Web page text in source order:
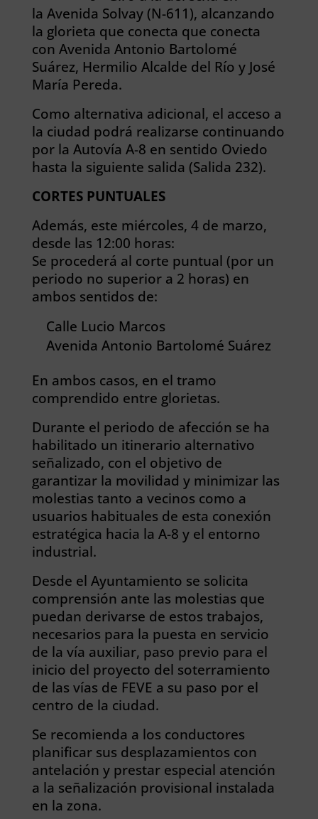
la Avenida Solvay (N-611), alcanzando
la glorieta que conecta que conecta
con Avenida Antonio Bartolomé
Suárez, Hermilio Alcalde del Río y José
María Pereda.
Como alternativa adicional, el acceso a
la ciudad podrá realizarse continuando
por la Autovía A-8 en sentido Oviedo
hasta la siguiente salida (Salida 232).
CORTES PUNTUALES
Además, este miércoles, 4 de marzo,
desde las 12:00 horas:
Se procederá al corte puntual (por un
periodo no superior a 2 horas) en
ambos sentidos de:
Calle Lucio Marcos
Avenida Antonio Bartolomé Suárez
En ambos casos, en el tramo
comprendido entre glorietas.
Durante el periodo de afección se ha
habilitado un itinerario alternativo
señalizado, con el objetivo de
garantizar la movilidad y minimizar las
molestias tanto a vecinos como a
usuarios habituales de esta conexión
estratégica hacia la A-8 y el entorno
industrial.
Desde el Ayuntamiento se solicita
comprensión ante las molestias que
puedan derivarse de estos trabajos,
necesarios para la puesta en servicio
de la vía auxiliar, paso previo para el
inicio del proyecto del soterramiento
de las vías de FEVE a su paso por el
centro de la ciudad.
Se recomienda a los conductores
planificar sus desplazamientos con
antelación y prestar especial atención
a la señalización provisional instalada
en la zona.